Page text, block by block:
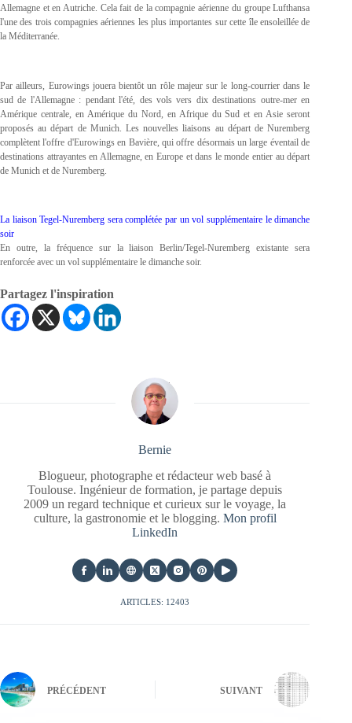
Allemagne et en Autriche. Cela fait de la compagnie aérienne du groupe Lufthansa
l'une des trois compagnies aériennes les plus importantes sur cette île ensoleillée de
la Méditerranée.
Par ailleurs, Eurowings jouera bientôt un rôle majeur sur le long-courrier dans le
sud de l'Allemagne : pendant l'été, des vols vers dix destinations outre-mer en
Amérique centrale, en Amérique du Nord, en Afrique du Sud et en Asie seront
proposés au départ de Munich. Les nouvelles liaisons au départ de Nuremberg
complètent l'offre d'Eurowings en Bavière, qui offre désormais un large éventail de
destinations attrayantes en Allemagne, en Europe et dans le monde entier au départ
de Munich et de Nuremberg.
La liaison Tegel-Nuremberg sera complétée par un vol supplémentaire le dimanche
soir
En outre, la fréquence sur la liaison Berlin/Tegel-Nuremberg existante sera
renforcée avec un vol supplémentaire le dimanche soir.
Partagez l'inspiration
Bernie
Blogueur, photographe et rédacteur web basé à
Toulouse. Ingénieur de formation, je partage depuis
2009 un regard technique et curieux sur le voyage, la
culture, la gastronomie et le blogging. Mon profil
LinkedIn
ARTICLES: 12403
PRÉCÉDENT SUIVANT